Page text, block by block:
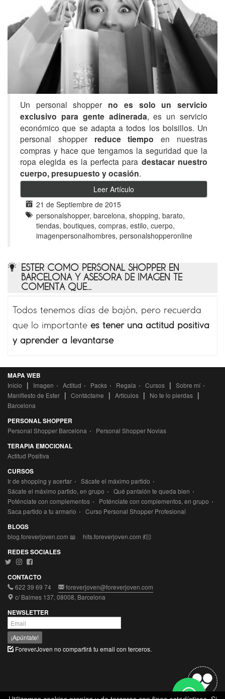
Un personal shopper no es solo un servicio
exclusivo para gente adinerada, es un servicio
económico que se adapta a todos los bolsillos. Un
personal shopper reduce tiempo en nuestras
compras y hace que tengamos la seguridad que la
ropa elegida es la perfecta para destacar nuestro
cuerpo, presupuesto y ocasión.
Leer Artículo
21 de Septiembre de 2015
personalshopper, barcelona, shopping, barato,
tiendas, boutiques, compras, estilo, cuerpo,
imagenpersonalhombres, personalshopperonline
ESTER COMO PERSONAL SHOPPER EN
BARCELONA Y ASESORA DE IMAGEN TE
COMENTA QUE...
Todos tenemos días de bajón, pero recuerda
que lo importante es tener una actitud positiva
y aprender a levantarse
MAPA WEB
Inicio
| Imagen · Actitud · Packs · Regala · Cursos | Sobre mí ·
Manifiesto de Ester | Contáctame | Artículos | No te lo pierdas |
Barcelona
PERSONAL SHOPPER
Personal Shopper Barcelona ·
Personal Shopper Novias
TERAPIA EMOCIONAL
Actitud Positiva
CURSOS
Ir de shopping y acertar · Sácate el máximo partido ·
Sácate el máximo partido, en grupo · Qué pantalón te queda bien ·
Poténciate con complementos · Poténciate con complementos, en grupo ·
Saca partido a tu armario · Curso Personal Shopper Profesional
BLOGS
blog.foreverjoven.com 📖
hits.foreverjoven.com 💃🏻
REDES SOCIALES
CONTACTO
622 39 69 74
foreverjoven@foreverjoven.com
c/ Balmes 137, 08008, Barcelona
NEWSLETTER
¡Apúntate!
ForeverJoven no compartirá tu email con terceros.